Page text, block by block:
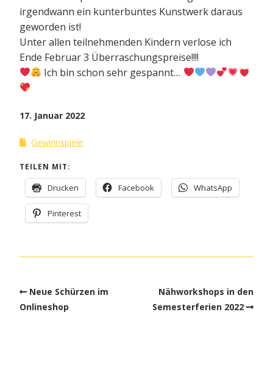
irgendwann ein kunterbuntes Kunstwerk daraus
geworden ist!
Unter allen teilnehmenden Kindern verlose ich
Ende Februar 3 Überraschungspreise!!!!
Ich bin schon sehr gespannt…
17. Januar 2022
Gewinnspiele
TEILEN MIT:
Drucken Facebook WhatsApp
Pinterest
Neue Schürzen im
Onlineshop
Nähworkshops in den
Semesterferien 2022